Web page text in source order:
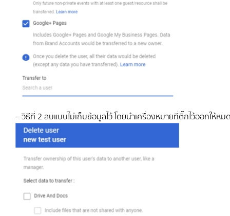
– วิธีที่ 2 ลบแบบไม่เก็บข้อมูลไว้ โดยนําเครื่องหมายที่ติ๊กไว้ออกให้หม